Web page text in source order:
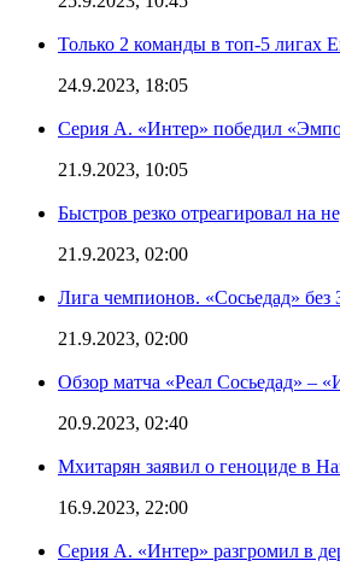
Только 2 команды в топ-5 лигах
24.9.2023, 18:05
Серия А. «Интер» победил
21.9.2023, 10:05
Быстров резко отреагировал на
21.9.2023, 02:00
Лига чемпионов. «Сосьедад»
21.9.2023, 02:00
Обзор матча «Реал Сосьедад» –
20.9.2023, 02:40
Мхитарян заявил о геноциде в
16.9.2023, 22:00
Серия А. «Интер» разгромил в